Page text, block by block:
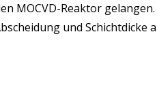
MOCVD-Reaktor
und